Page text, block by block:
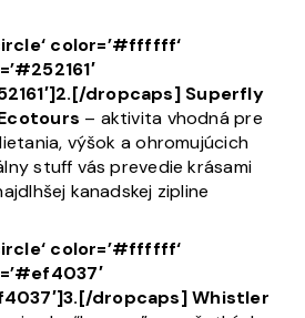
color=’#ffffff‘
dropcaps] Superfly
– aktivita vhodná pre
výšok a ohromujúcich
stuff vás prevedie krásami
kanadskej zipline
color=’#ffffff‘
dropcaps]Whistler